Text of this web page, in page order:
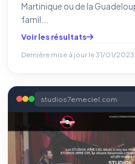
Martinique ou de la
famil...
Voir les résultats
Dernière mise à jour le31/01/2023
studios7emeciel.com